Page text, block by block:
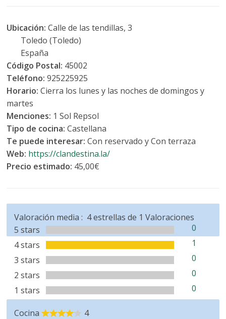
Ubicación:Calle de las tendillas, 3
Toledo (Toledo)
España
Código Postal: 45002
Teléfono:925225925
Horario:Cierra los lunes y las noches de domingos y
martes
Menciones: 1 Sol Repsol
Tipo de cocina:Castellana
Te puede interesar:Con reservado y Con terraza
Web: https://clandestina.la/
Precio estimado: 45,00€
Valoración media :
5 stars
0
4 stars
1
3 stars
0
2 stars
0
1 stars
0
4estrellas de 1 Valoraciones
Cocina 4